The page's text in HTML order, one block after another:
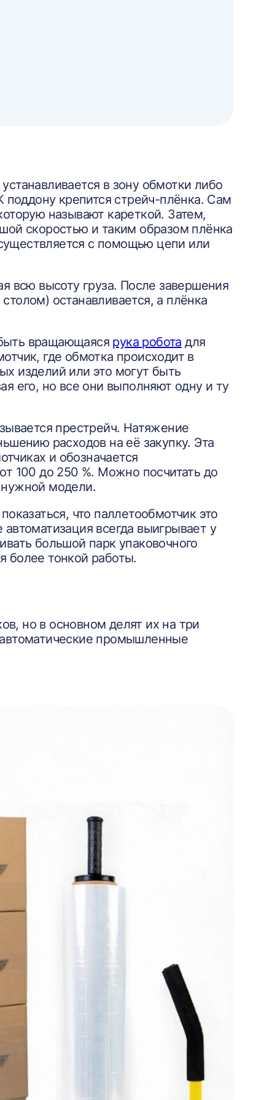
в зону обмотки либо
поддону крепится стрейч-плёнка. Сам
называют кареткой. Затем,
скоростью и таким образом плёнка
с помощью цепи или
всю высоту груза. После завершения
останавливается, а плёнка
вращающаяся рука робота для
где обмотка происходит в
изделий или это могут быть
его, но все они выполняют одну и ту
престрейч. Натяжение
расходов на её закупку. Эта
и обозначается
100 до 250 %. Можно посчитать до
нужной модели.
что паллетообмотчик это
всегда выигрывает у
большой парк упаковочного
более тонкой работы.
но в основном делят их на три
промышленные